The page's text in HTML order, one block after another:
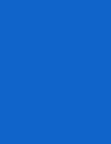
ဝန်ကြီးဌာန
ကြီးဌာန